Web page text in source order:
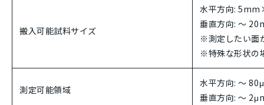
搬入可能試料サイズ
水平方向:
垂直方向: ～
※測定したい面
※特殊な形状の
測定可能領域
水平方向: ～
垂直方向: ～